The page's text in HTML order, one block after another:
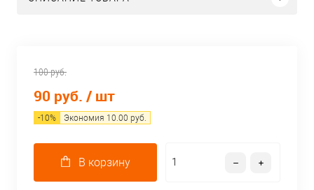
100 руб.
90 руб. / шт
-10% Экономия 10.00 руб.
В корзину